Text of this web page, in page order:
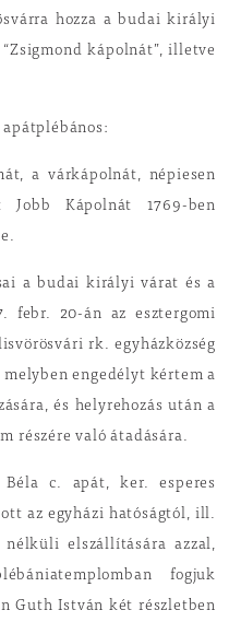
hozza a budai királyi
kápolnát”, illetve
a várkápolnát, népiesen
Jobb Kápolnát 1769-ben
a budai királyi várat és a
febr. 20-án az esztergomi
rk. egyházközség
engedélyt kértem a
és helyrehozás után a
részére való átadására.
c. apát, ker. esperes
az egyházi hatóságtól, ill.
elszállítására azzal,
fogjuk
Guth István két részletben